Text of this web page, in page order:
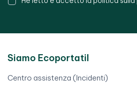
Siamo Ecoportatil
Centro assistenza (Incidenti)